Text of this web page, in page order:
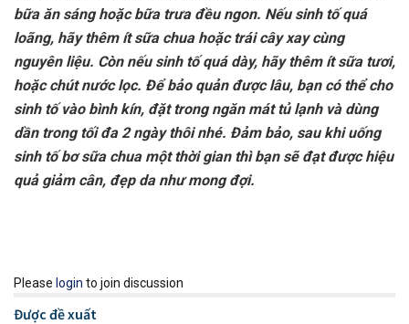
bữa ăn sáng hoặc bữa trưa đều ngon. Nếu sinh tố quá
loãng, hãy thêm ít sữa chua hoặc trái cây xay cùng
nguyên liệu. Còn nếu sinh tố quá dày, hãy thêm ít sữa tươi,
hoặc chút nước lọc. Để bảo quản được lâu, bạn có thể cho
sinh tố vào bình kín, đặt trong ngăn mát tủ lạnh và dùng
dần trong tối đa 2 ngày thôi nhé. Đảm bảo, sau khi uống
sinh tố bơ sữa chua một thời gian thì bạn sẽ đạt được hiệu
quả giảm cân, đẹp da như mong đợi.
Please login to join discussion
Được đề xuất